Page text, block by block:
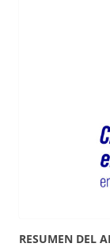
RESUMEN DEL